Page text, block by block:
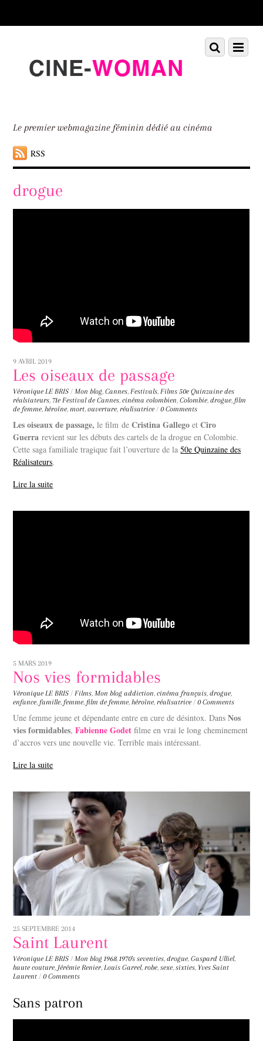
down
Le premier webmagazine féminin dédié au cinéma
RSS
Menu
Scroll
down
drogue
9 AVRIL 2019
Les oiseaux de passage
Véronique LE BRIS / Mon blog,Cannes,Festivals,Films 50e Quinzaine des
réalsiateurs,71e Festival de Cannes,cinéma colombien,Colombie,drogue, film
de femme,héroïne,mort,ouverture,réalisatrice / 0 Comments
Les oiseaux de passage,le film deCristina Gallego etCiro
Guerrarevient sur les débuts des cartels de la drogue en Colombie.
Cette saga familiale tragique fait l’ouverture de la50e Quinzaine des
Réalisateurs.
Lire la suite
5 MARS 2019
Nos vies formidables
Véronique LE BRIS / Films,Mon blog addiction,cinéma français,drogue,
enfance, famille, femme, film de femme,héroïne,réalisatrice / 0 Comments
Une femme jeune et dépendante entre en cure de désintox. DansNos
vies formidables,Fabienne Godet filme en vrai le long cheminement
d’accros vers une nouvelle vie. Terrible mais intéressant.
Lire la suite
25 SEPTEMBRE 2014
Saint Laurent
Véronique LE BRIS / Mon blog 1968,1970's seventies,drogue,Gaspard Ulliel,
haute couture, Jérémie Renier,Louis Garrel,robe,sexe,sixties, Yves Saint
Laurent / 0 Comments
Sans patron